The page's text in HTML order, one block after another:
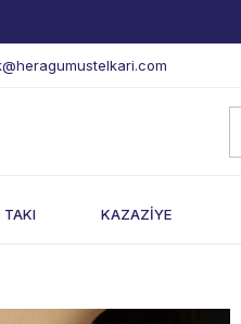
TAKI KAZAZİYE